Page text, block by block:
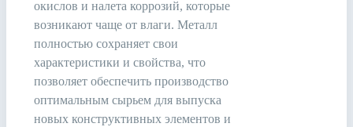
окислов и налета коррозий, которые
возникают чаще от влаги. Металл
полностью сохраняет свои
характеристики и свойства, что
позволяет обеспечить производство
оптимальным сырьем для выпуска
новых конструктивных элементов и